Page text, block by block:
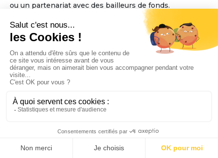
ou un partenariat avec des bailleurs de fonds.
Considérez également la taille et l'aménagement des
espaces communs et des logements individuels, en
veillant à ce qu'ils soient accessibles aux personnes
Élaboration des règles de fonctionnement : Définissez
les règles de fonctionnement de la maison partagée,
telles que les responsabilités financières, les tâches
ménagères, la prise de décisions collectives et les
politiques d'admission. Assurez-vous que ces règles
favorisent l'inclusion, le respect mutuel et la sécurité
Sélection de l'emplacement : Trouvez un emplacement
de l'accessibilité aux services essentiels tels que les